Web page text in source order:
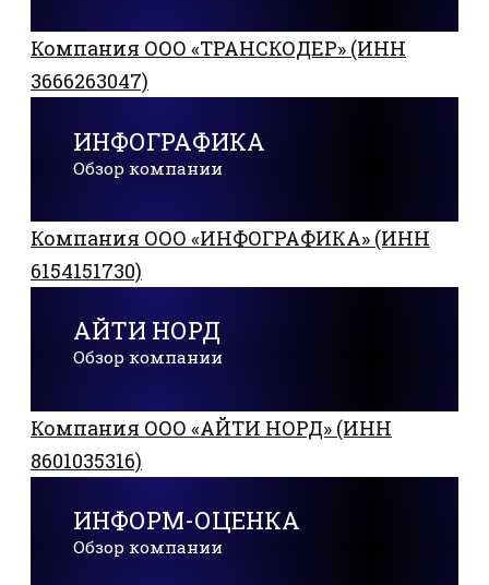
Компания ООО «ТРАНСКОДЕР» (ИНН
3666263047)
ИНФОГРАФИКА
Обзор компании
Компания ООО «ИНФОГРАФИКА» (ИНН
6154151730)
АЙТИ НОРД
Обзор компании
Компания ООО «АЙТИ НОРД» (ИНН
8601035316)
ИНФОРМ-ОЦЕНКА
Обзор компании